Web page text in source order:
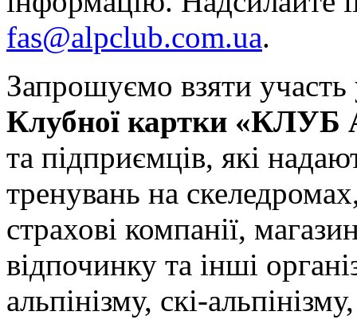
fas@alpclub.com.ua.
Запрошуємо взяти
Клубної картки
та підприємців, які
тренувань на
страхові компанії,
відпочинку та інші
альпінізму, скі-